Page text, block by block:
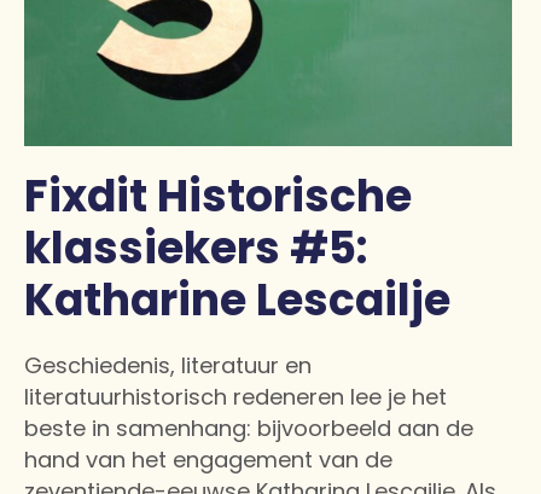
Fixdit Historische
klassiekers #5:
Katharine Lescailje
Geschiedenis, literatuur en
literatuurhistorisch redeneren lee je het
beste in samenhang: bijvoorbeeld aan de
hand van het engagement van de